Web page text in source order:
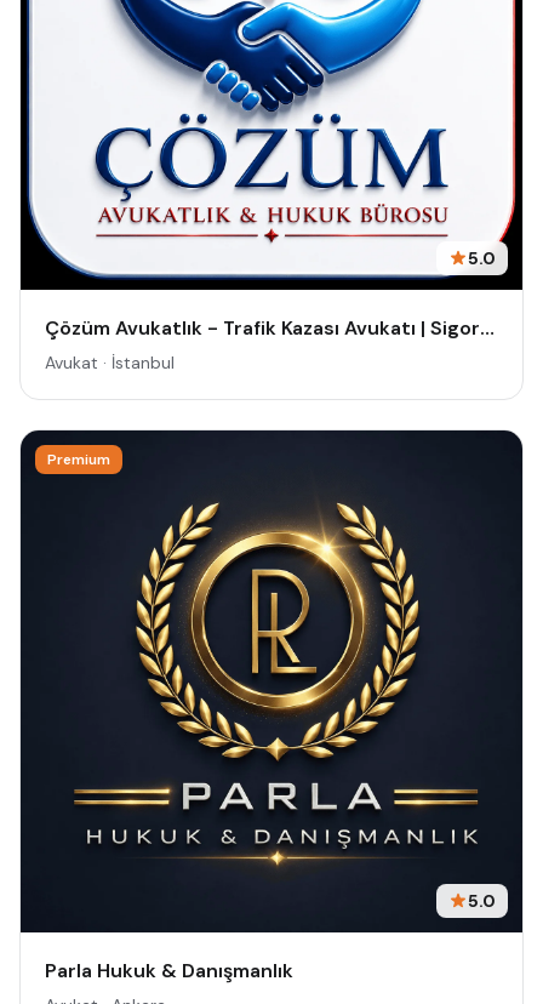
5.0
Çözüm Avukatlık - Trafik Kazası Avukatı | Sigorta Hukuku Avukatı | Kaza Avukatı | Trafik Avukatı | Trafik Kazası Ceza Avukatı
Avukat · İstanbul
Premium
5.0
Parla Hukuk & Danışmanlık